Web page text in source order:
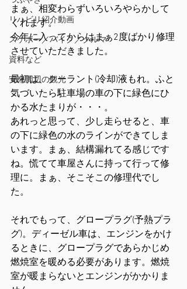
リハビリ紹介動画
スケボー／バイク／クルマ
資料など
安来周辺の観光
まぁ、相変わらずいろいろやらかして
くれます。
今年に入ってからはまぁ2度ばかり修理
させていただきました。
最初は、クーラント(冷却)液もれ。ふと
気づいたら駐車場の車の下に緑色にひ
かる水たまりが・・・。
あれっと思って、少し走らせると、車
の下に緑色の水のラインができてしま
います。まぁ、結構漏れてる感じです
ね。慌てて車屋さんに持って行って修
理に。まぁ、そこそこの修理代でし
た。
それでもって、グロープラグ(予熱プラ
グ)。ディーゼル車は、エンジンをかけ
るときに、グロープラグであらかじめ
燃焼室を暖める必要があります。燃焼
室が暖まらないとエンジンがかかりま